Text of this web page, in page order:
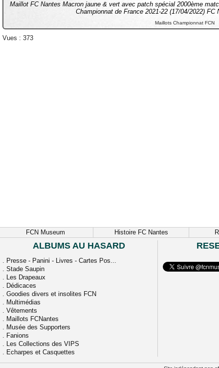
Maillot FC Nantes Macron jaune & vert avec patch spécial 2000ème
Championnat de France 2021-22 (17/04/2022) FC
Maillots Championnat FCN
Vues : 373
FCN Museum Histoire FC Nantes
ALBUMS AU HASARD
. Presse - Panini - Livres - Cartes Pos...
. Stade Saupin
. Les Drapeaux
. Dédicaces
. Goodies divers et insolites FCN
. Multimédias
. Vêtements
. Maillots FCNantes
. Musée des Supporters
. Fanions
. Les Collections des VIPS
. Echarpes et Casquettes